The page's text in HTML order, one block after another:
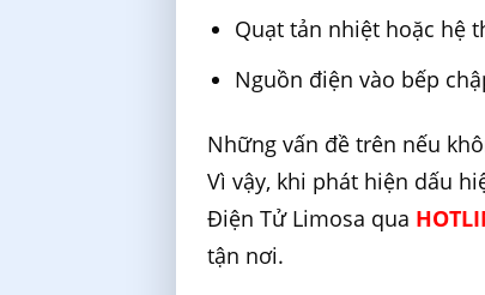
Quạt tản nhiệt hoặc hệ
Nguồn điện vào bếp
Những vấn đề trên nếu
Vì vậy, khi phát hiện dấu
Điện Tử Limosa qua
tận nơi.